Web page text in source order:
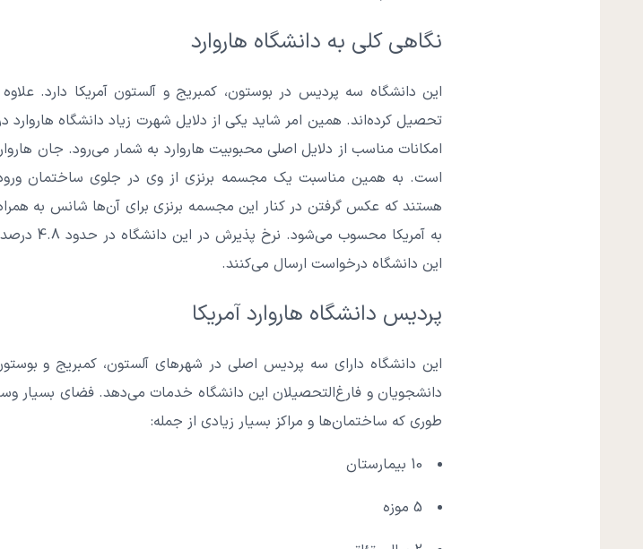
نگاهی کلی به دانشگاه هاروارد
این دانشگاه سه پردیس در بوستون، کمبریج و آلستون آمریکا دارد.
تحصیل کرده‌اند. همین امر شاید یکی از دلایل شهرت زیاد دانشگاه هاروارد
امکانات مناسب از دلایل اصلی محبوبیت هاروارد به شمار می‌رود. جان
است. به همین مناسبت یک مجسمه برنزی از وی در جلوی ساختمان
هستند که عکس گرفتن در کنار این مجسمه برنزی برای آن‌ها شانس به
به
این دانشگاه درخواست ارسال می‌کنند.
پردیس دانشگاه هاروارد آمریکا
این دانشگاه دارای سه پردیس اصلی در شهرهای آلستون، کمبریج و
دانشجویان و فارغ‌التحصیلان این دانشگاه خدمات می‌دهد. فضای بسیار
طوری که ساختمان‌ها و مراکز بسیار زیادی از جمله:
10 بیمارستان
5 موزه